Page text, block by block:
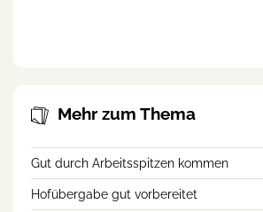
Mehr zum Thema
Gut durch Arbeitsspitzen kommen
Hofübergabe gut vorbereitet